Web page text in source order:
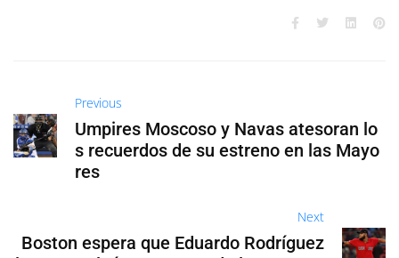
Previous
Umpires Moscoso y Navas atesoran lo
s recuerdos de su estreno en las Mayo
res
Next
Boston espera que Eduardo Rodríguez